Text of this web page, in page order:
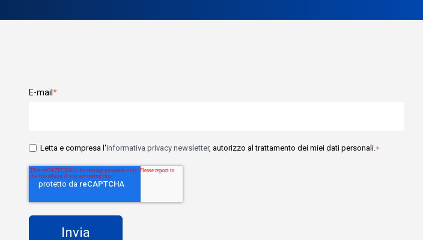
E-mail*
Letta e compresa l'informativa privacy newsletter, autorizzo al trattamento dei miei dati personali.*